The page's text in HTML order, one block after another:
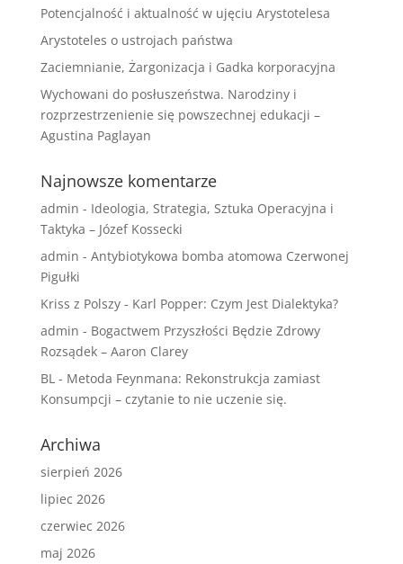
Potencjalność i aktualność w ujęciu Arystotelesa
Arystoteles o ustrojach państwa
Zaciemnianie, Żargonizacja i Gadka korporacyjna
Wychowani do posłuszeństwa. Narodziny i
rozprzestrzenienie się powszechnej edukacji –
Agustina Paglayan
Najnowsze komentarze
admin - Ideologia, Strategia, Sztuka Operacyjna i
Taktyka – Józef Kossecki
admin - Antybiotykowa bomba atomowa Czerwonej
Pigułki
Kriss z Polszy- Karl Popper: Czym Jest Dialektyka?
admin - Bogactwem Przyszłości Będzie Zdrowy
Rozsądek – Aaron Clarey
BL- Metoda Feynmana: Rekonstrukcja zamiast
Konsumpcji – czytanie to nie uczenie się.
Archiwa
sierpień 2026
lipiec 2026
czerwiec 2026
maj 2026